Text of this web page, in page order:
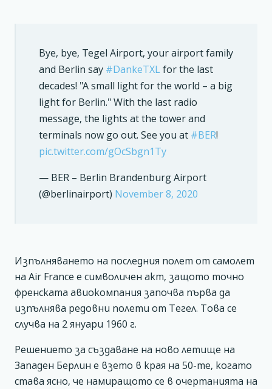
Bye, bye, Tegel Airport, your airport family
and Berlin say #DankeTXL for the last
decades! "A small light for the world – a big
light for Berlin." With the last radio
message, the lights at the tower and
terminals now go out. See you at #BER!
pic.twitter.com/gOcSbgn1Ty
— BER – Berlin Brandenburg Airport
(@berlinairport) November 8, 2020
Изпълняването на последния полет от самолет
на Air France е символичен акт, защото точно
френската авиокомпания започва първа да
изпълнява редовни полети от Тегел. Това се
случва на 2 януари 1960 г.
Решението за създаване на ново летище на
Западен Берлин е взето в края на 50-те, когато
става ясно, че намиращото се в очертанията на